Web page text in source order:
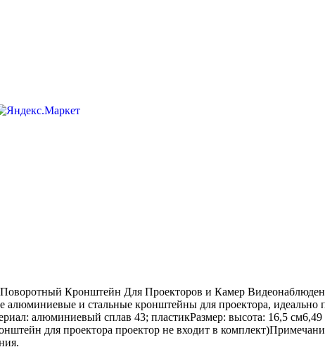
Кронштейн Для Проекторов и Камер
алюминиевые и стальные кронштейны для проектора,
алюминиевый сплав 43; пластикРазмер: высота: 16,5
для проектора проектор не входит в